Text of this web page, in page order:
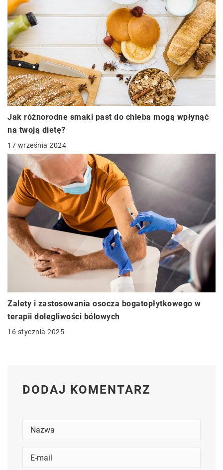
Jak różnorodne smaki past do chleba mogą wpłynąć
na twoją dietę?
17 września 2024
Zalety i zastosowania osocza bogatopłytkowego w
terapii dolegliwości bólowych
16 stycznia 2025
DODAJ KOMENTARZ